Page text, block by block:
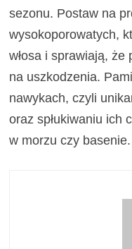
sezonu. Postaw na
wysokoporowatych,
włosa i sprawiają,
na uszkodzenia.
nawykach, czyli
oraz spłukiwaniu ich
w morzu czy basenie.